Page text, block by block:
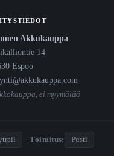
Akkukauppa
14
Espoo
ei myymälää
· Toimitus:
Posti